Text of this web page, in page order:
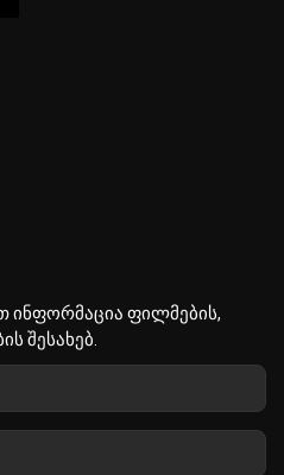
ინფორმაცია ფილმების,
შესახებ.